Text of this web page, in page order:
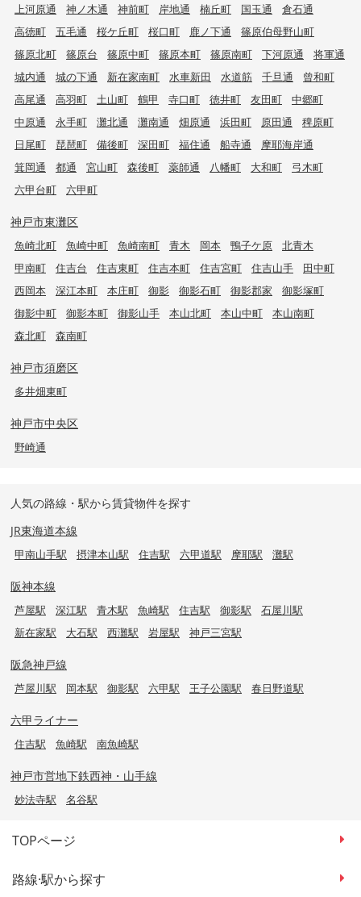
上河原通
神ノ木通 神前町 岸地通 楠丘町 国玉通
倉石通
高徳町
五毛通 桜ケ丘町 桜口町 鹿ノ下通
篠原伯母野山町
篠原北町
篠原台 篠原中町 篠原本町 篠原南町 下河原通
将軍通
城内通
城の下通 新在家南町 水車新田 水道筋 千旦通
曾和町
高尾通
高羽町 土山町 鶴甲 寺口町 徳井町 友田町
中郷町
中原通
永手町 灘北通 灘南通 畑原通 浜田町 原田通
稗原町
日尾町
琵琶町 備後町 深田町 福住通 船寺通
摩耶海岸通
箕岡通
都通 宮山町 森後町 薬師通 八幡町 大和町
弓木町
六甲台町
六甲町
神戸市東灘区
魚崎北町 魚崎中町 魚崎南町 青木 岡本 鴨子ケ原
北青木
甲南町
住吉台 住吉東町 住吉本町 住吉宮町 住吉山手
田中町
西岡本
深江本町 本庄町 御影 御影石町 御影郡家
御影塚町
御影中町
御影本町 御影山手 本山北町 本山中町
本山南町
森北町
森南町
神戸市須磨区
多井畑東町
神戸市中央区
野崎通
人気の路線・駅から賃貸物件を探す
JR東海道本線
甲南山手駅 摂津本山駅 住吉駅 六甲道駅 摩耶駅 灘駅
阪神本線
芦屋駅 深江駅 青木駅 魚崎駅 住吉駅 御影駅
石屋川駅
新在家駅
大石駅 西灘駅 岩屋駅 神戸三宮駅
阪急神戸線
芦屋川駅 岡本駅 御影駅 六甲駅 王子公園駅 春日野道駅
六甲ライナー
住吉駅 魚崎駅 南魚崎駅
神戸市営地下鉄西神・山手線
妙法寺駅 名谷駅
TOPページ
路線·駅から探す